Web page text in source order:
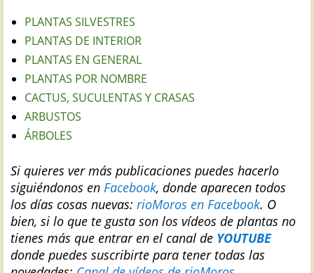
PLANTAS SILVESTRES
PLANTAS DE INTERIOR
PLANTAS EN GENERAL
PLANTAS POR NOMBRE
CACTUS, SUCULENTAS Y CRASAS
ARBUSTOS
ÁRBOLES
Si quieres ver más publicaciones puedes hacerlo
siguiéndonos en Facebook, donde aparecen todos
los días cosas nuevas: rioMoros en Facebook. O
bien, si lo que te gusta son los vídeos de plantas no
tienes más que entrar en el canal de YOUTUBE
donde puedes suscribirte para tener todas las